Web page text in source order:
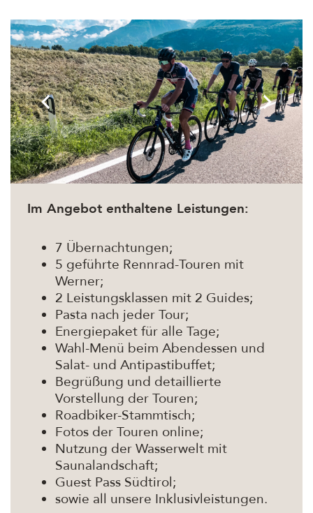
Im Angebot enthaltene Leistungen:
7 Übernachtungen;
5 geführte Rennrad-Touren mit
Werner;
2 Leistungsklassen mit 2 Guides;
Pasta nach jeder Tour;
Energiepaket für alle Tage;
Wahl-Menü beim Abendessen und
Salat- und Antipastibuffet;
Begrüßung und detaillierte
Vorstellung der Touren;
Roadbiker-Stammtisch;
Fotos der Touren online;
Nutzung der Wasserwelt mit
Saunalandschaft;
Guest Pass Südtirol;
sowie all unsere Inklusivleistungen.